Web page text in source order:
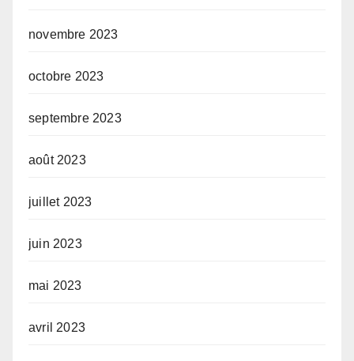
novembre 2023
octobre 2023
septembre 2023
août 2023
juillet 2023
juin 2023
mai 2023
avril 2023